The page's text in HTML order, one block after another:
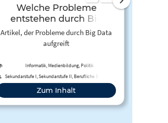
Welche Probleme
entstehen durch Big
Data?
Artikel, der Probleme durch Big Data
aufgreift
Informatik, Medienbildung, Politik
Sekundarstufe I, Sekundarstufe II, Berufliche Bildung,
Erwachsenenbildung
Zum Inhalt